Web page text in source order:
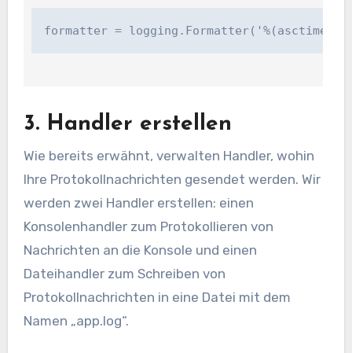
formatter = logging.Formatter('%(asctime)s
3. Handler erstellen
Wie bereits erwähnt, verwalten Handler, wohin
Ihre Protokollnachrichten gesendet werden. Wir
werden zwei Handler erstellen: einen
Konsolenhandler zum Protokollieren von
Nachrichten an die Konsole und einen
Dateihandler zum Schreiben von
Protokollnachrichten in eine Datei mit dem
Namen „app.log“.